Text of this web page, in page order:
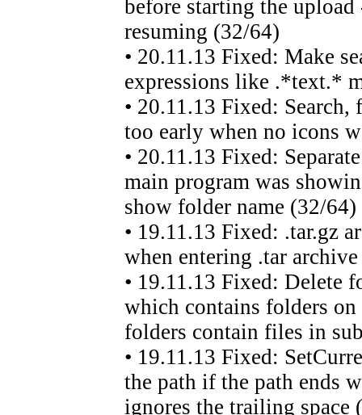
before starting the
resuming (32/64)
• 20.11.13 Fixed: Make
expressions like .*text.*
• 20.11.13 Fixed:
too early when no icons
• 20.11.13 Fixed:
main program was
show folder name (32/64)
• 19.11.13 Fixed: .tar.gz
when entering .tar
• 19.11.13 Fixed: Delete
which contains folders
folders contain files in
• 19.11.13 Fixed:
the path if the path ends
ignores the trailing space